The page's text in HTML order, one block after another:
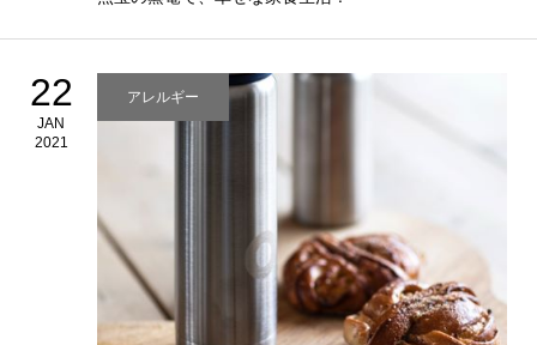
22
JAN
2021
アレルギー